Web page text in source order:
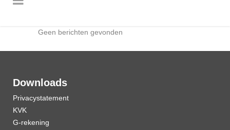
Geen berichten gevonden
Downloads
Privacystatement
KVK
G-rekening